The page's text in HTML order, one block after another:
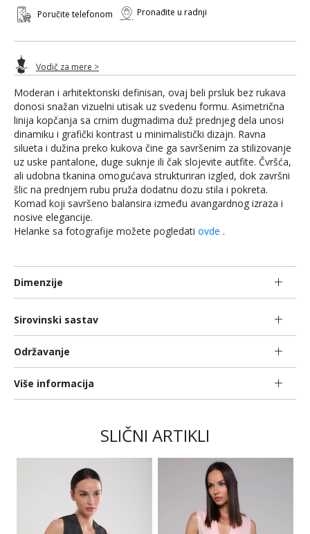
Moderan i arhitektonski definisan, ovaj beli prsluk bez rukava
donosi snažan vizuelni utisak uz svedenu formu. Asimetrična
linija kopčanja sa crnim dugmadima duž prednjeg dela unosi
dinamiku i grafički kontrast u minimalistički dizajn. Ravna
silueta i dužina preko kukova čine ga savršenim za stilizovanje
uz uske pantalone, duge suknje ili čak slojevite autfite. Čvršća,
ali udobna tkanina omogućava strukturiran izgled, dok završni
šlic na prednjem rubu pruža dodatnu dozu stila i pokreta.
Komad koji savršeno balansira između avangardnog izraza i
nosive elegancije.
Helanke sa fotografije možete pogledati ovde .
Dimenzije
Sirovinski sastav
Održavanje
Više informacija
Poručite telefonom Pronađite u radnji
Vodič za mere >
SLIČNI ARTIKLI